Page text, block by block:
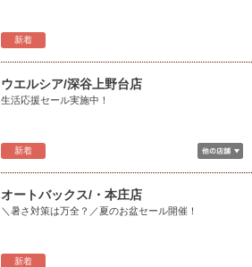
新着
新着
ウエルシア/深谷上野台店
生活応援セール実施中！
新着
オートバックス/・本庄店
＼暑さ対策は万全？／夏のお盆セール開催！